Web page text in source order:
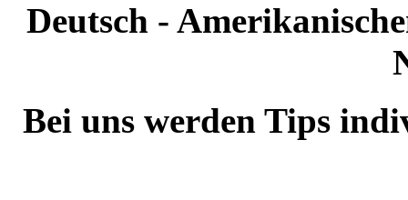
Deutsch -
Bei uns werden Tips